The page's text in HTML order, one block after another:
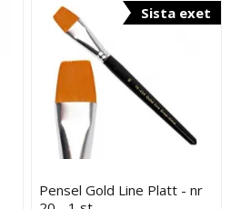
Sista exet
Pensel Gold Line Platt - nr